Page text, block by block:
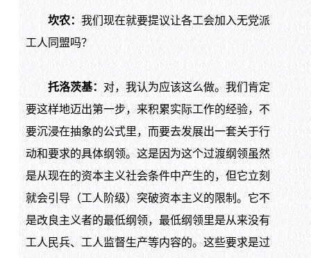
坎农： 我们现在就要提议让各工会加入无党派
工人同盟吗？
托洛茨基： 对，我认为应该这么做。我们肯定
要这样地迈出第一步，来积累实际工作的经验，不
要沉浸在抽象的公式里，而要去发展出一套关于行
动和要求的具体纲领。这是因为这个过渡纲领虽然
是从现在的资本主义社会条件中产生的，但它立刻
就会引导（工人阶级）突破资本主义的限制。它不
是改良主义者的最低纲领，最低纲领里是从来没有
工人民兵、工人监督生产等内容的。这些要求是过